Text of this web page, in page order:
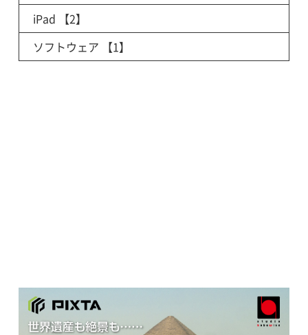
iPad 【2】
ソフトウェア 【1】